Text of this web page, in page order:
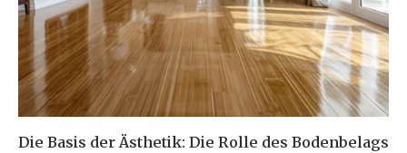
Die Basis der Ästhetik: Die Rolle des Bodenbelags